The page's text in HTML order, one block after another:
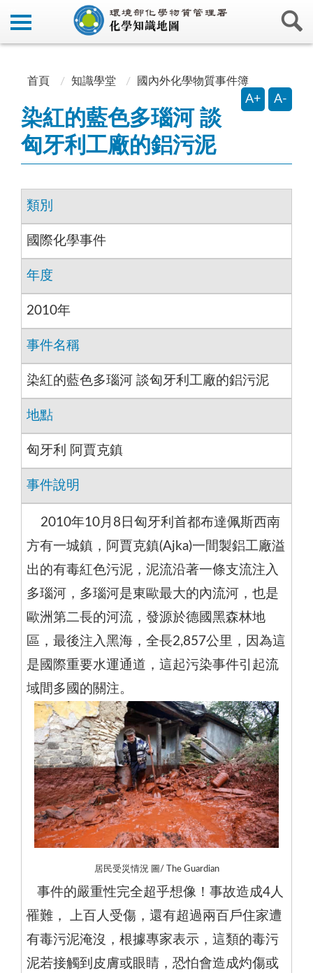
首頁 知識學堂 國內外化學物質事件簿
A+ A-
染紅的藍色多瑙河 談
匈牙利工廠的鋁污泥
類別
國際化學事件
年度
2010年
事件名稱
染紅的藍色多瑙河 談匈牙利工廠的鋁污泥
地點
匈牙利 阿賈克鎮
事件說明
2010年10月8日匈牙利首都布達佩斯西南
方有一城鎮，阿賈克鎮(Ajka)一間製鋁工廠溢
出的有毒紅色污泥，泥流沿著一條支流注入
多瑙河，多瑙河是東歐最大的內流河，也是
歐洲第二長的河流，發源於德國黑森林地
區，最後注入黑海，全長2,857公里，因為這
是國際重要水運通道，這起污染事件引起流
域間多國的關注。
居民受災情況 圖/ The Guardian
事件的嚴重性完全超乎想像！事故造成4人
罹難， 上百人受傷，還有超過兩百戶住家遭
有毒污泥淹沒，根據專家表示，這類的毒污
泥若接觸到皮膚或眼睛，恐怕會造成灼傷或